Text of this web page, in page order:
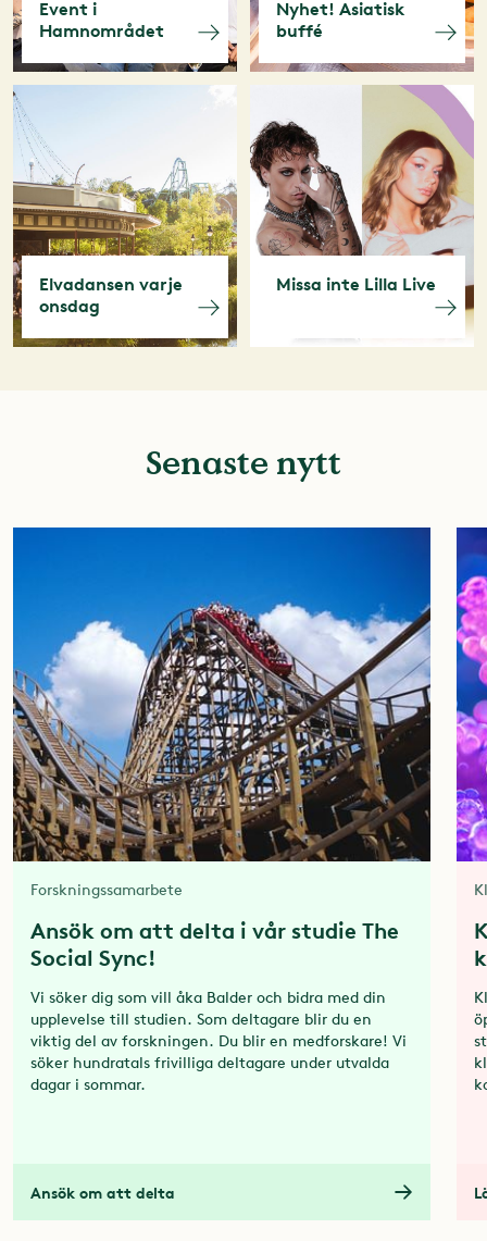
Event i
Hamnområdet
Nyhet! Asiatisk
buffé
Elvadansen varje
onsdag
Missa inte Lilla Live
Senaste nytt
Forskningssamarbete
Ansök om att delta i vår studie The
Social Sync!
Vi söker dig som vill åka Balder och bidra med din
upplevelse till studien. Som deltagare blir du en
viktig del av forskningen. Du blir en medforskare! Vi
söker hundratals frivilliga deltagare under utvalda
dagar i sommar.
Ansök om att delta